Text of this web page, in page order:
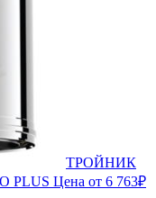
ТРОЙНИК
PLUS Цена от 6 763₽